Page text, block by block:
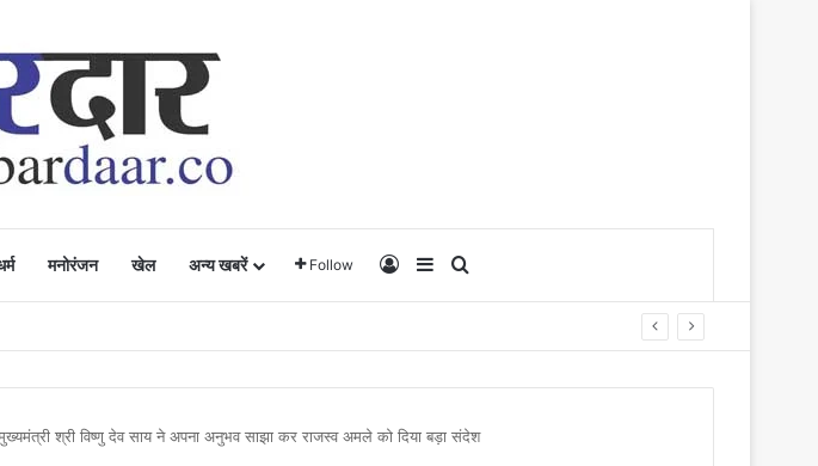
मनोरंजन खेल अन्य खबरें Follow Log InSidebar
के भरोसेमंद कृषि साथी…..
श्री विष्णु देव साय ने अपना अनुभव साझा कर राजस्व अमले को दिया बड़ा संदेश